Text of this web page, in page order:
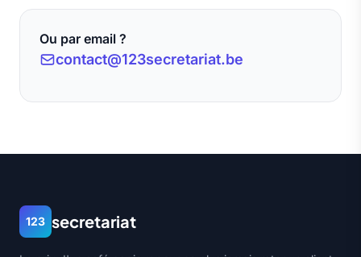
Ou par email ?
contact@123secretariat.be
123 secretariat